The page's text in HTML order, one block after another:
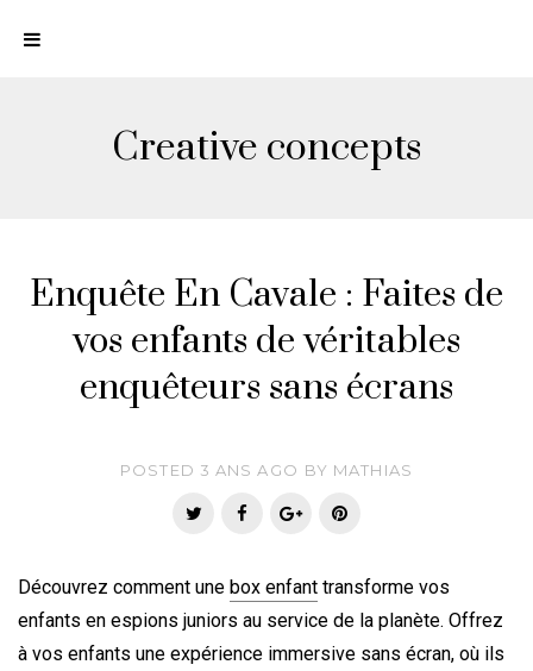
N
o
n
Creative concepts
Enquête En Cavale : Faites de
vos enfants de véritables
enquêteurs sans écrans
POSTED 3 ANS AGO BY MATHIAS
t
t
e
e
b
o
g
l
e
t
e
r
Découvrez comment une box enfant transforme vos
enfants en espions juniors au service de la planète. Offrez
à vos enfants une expérience immersive sans écran, où ils